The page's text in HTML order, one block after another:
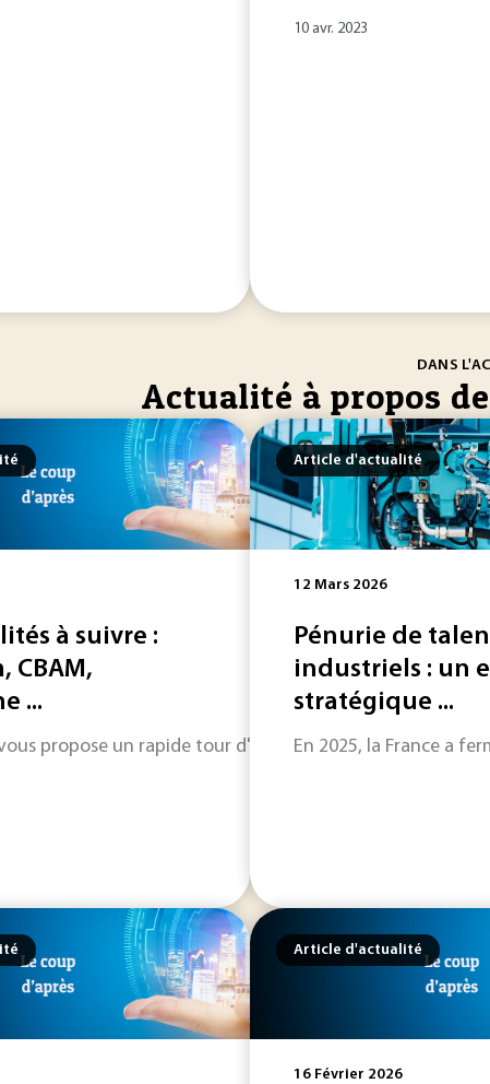
10 avr. 2023
DANS
Actualité à propos
à suivre :
CBAM,
...
propose un rapide tour d'horizon sur les
Article d'actualité
12 Mars 2026
Pénurie de
industriels : un
stratégique ...
En 2025, la France a
Article d'actualité
16 Février 2026